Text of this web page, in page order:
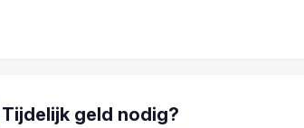
Tijdelijk geld nodig?